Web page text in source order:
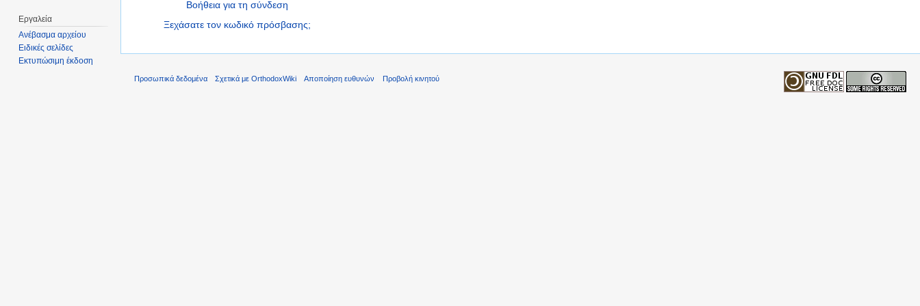
Βοήθεια για τη σύνδεση
Ξεχάσατε τον κωδικό πρόσβασης;
Εργαλεία
Ανέβασμα αρχείου
Ειδικές σελίδες
Εκτυπώσιμη έκδοση
Προσωπικά δεδομένα Σχετικά με OrthodoxWiki Αποποίηση ευθυνών Προβολή κινητού